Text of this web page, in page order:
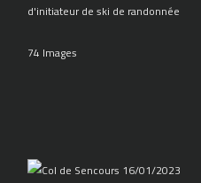
d'initiateur de ski de randonnée
74 Images